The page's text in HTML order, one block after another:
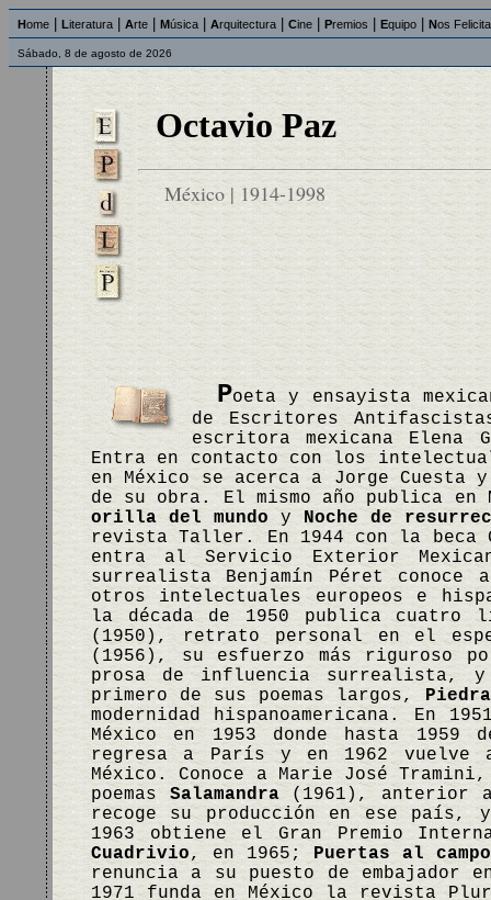
Home Literatura Arte Música Arquitectura Cine Premios Equipo Nos
Sábado, 8 de agosto de 2026
Octavio Paz
México | 1914-1998
Poeta y ensayista
de Escritores
escritora mexicana
Entra en contacto con los
en México se acerca a Jorge
de su obra. El mismo año publica en
orilla del mundo yNoche de
revista Taller. En 1944 con la beca
entra al Servicio Exterior
surrealista Benjamín Péret conoce
otros intelectuales europeos e
la década de 1950 publica cuatro
(1950), retrato personal en el
(1956), su esfuerzo más riguroso
prosa de influencia surrealista,
primero de sus poemas largos,
modernidad hispanoamericana. En
México en 1953 donde hasta
regresa a París y en 1962 vuelve
México. Conoce a Marie José
poemas Salamandra(1961), anterior
recoge su producción en ese país,
1963 obtiene el Gran Premio
Cuadrivio, en 1965; Puertas al campo
renuncia a su puesto de
1971 funda en México la revista